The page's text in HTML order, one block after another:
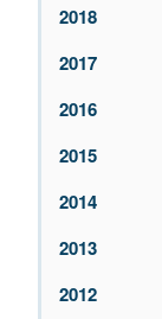
2018
2017
2016
2015
2014
2013
2012